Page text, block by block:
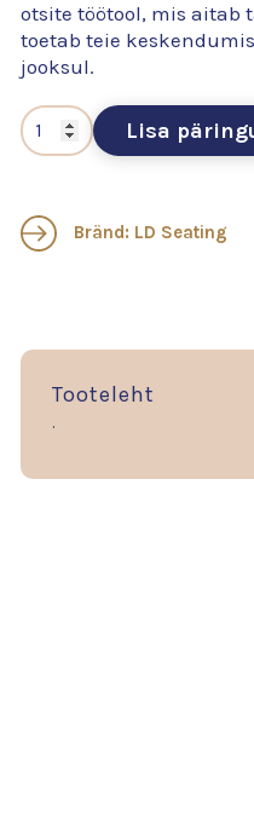
otsite töötool, mis aitab
toetab teie
jooksul.
Lisa
Bränd: LD Seating
Tooteleht
.